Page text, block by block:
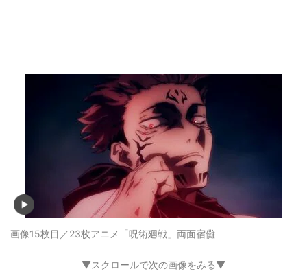
画像15枚目／23枚アニメ「呪術廻戦」両面宿儺
▼スクロールで次の画像をみる▼